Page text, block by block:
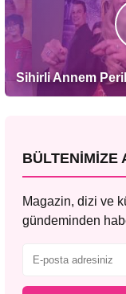
Sihirli Annem
BÜLTENIMIZE
Magazin, dizi ve
gündeminden